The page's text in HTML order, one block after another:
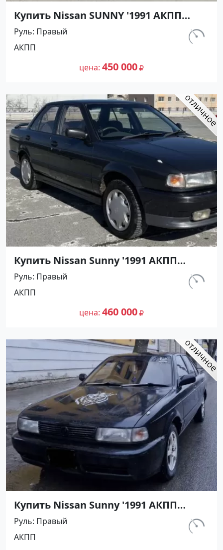
Купить Nissan SUNNY '1991 АКПП
(1400/75 л.с.) Бензин инжектор
Армавир цвет Черный Седан по
цене 450000 рублей, объявление
№27499 на сайте Авторынок23
км.
Руль Правый
АКПП
цена 450 000
Купить Nissan Sunny '1991 АКПП
(1400/75 л.с.) Бензин инжектор
Тамань цвет Черный Седан по цене
460000 рублей, объявление №27493
на сайте Авторынок23
км.
Руль Правый
АКПП
цена 460 000
Купить Nissan Sunny '1991 АКПП
(1400/75 л.с.) Бензин инжектор
Мостовской цвет Черный Седан по
цене 450000 рублей, объявление
км.
Руль Правый
АКПП